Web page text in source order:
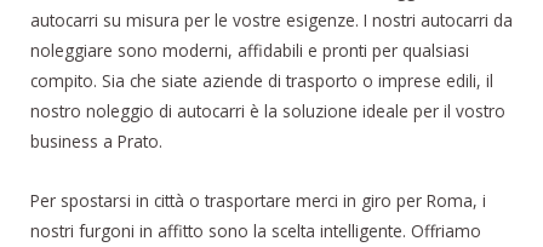
autocarri su misura per le vostre esigenze. I nostri autocarri da
noleggiare sono moderni, affidabili e pronti per qualsiasi
compito. Sia che siate aziende di trasporto o imprese edili, il
nostro noleggio di autocarri è la soluzione ideale per il vostro
business a Prato.
Per spostarsi in città o trasportare merci in giro per Roma, i
nostri furgoni in affitto sono la scelta intelligente. Offriamo